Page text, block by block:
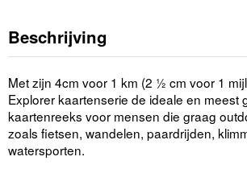
Beschrijving
Met zijn 4cm voor 1 km (2 ½ cm voor 1
Explorer kaartenserie de ideale en meest
kaartenreeks voor mensen die graag
zoals fietsen, wandelen, paardrijden,
watersporten.